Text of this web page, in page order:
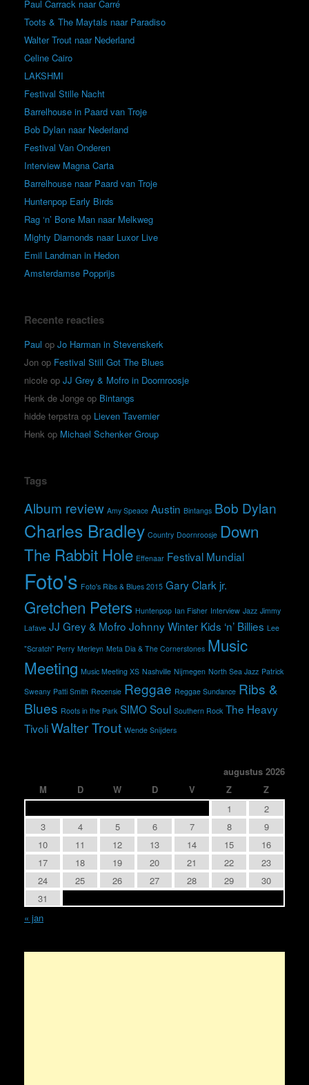
Paul Carrack naar Carré
Toots & The Maytals naar Paradiso
Walter Trout naar Nederland
Celine Cairo
LAKSHMI
Festival Stille Nacht
Barrelhouse in Paard van Troje
Bob Dylan naar Nederland
Festival Van Onderen
Interview Magna Carta
Barrelhouse naar Paard van Troje
Huntenpop Early Birds
Rag ‘n’ Bone Man naar Melkweg
Mighty Diamonds naar Luxor Live
Emil Landman in Hedon
Amsterdamse Popprijs
Recente reacties
Paul op Jo Harman in Stevenskerk
Jon op Festival Still Got The Blues
nicole op JJ Grey & Mofro in Doornroosje
Henk de Jonge op Bintangs
hidde terpstra op Lieven Tavernier
Henk op Michael Schenker Group
Tags
Album review Amy Speace Austin Bintangs Bob Dylan
Charles Bradley Country Doornroosje Down
The Rabbit Hole Effenaar Festival Mundial
Foto's Foto's Ribs & Blues 2015 Gary Clark jr.
Gretchen Peters Huntenpop Ian Fisher Interview Jazz Jimmy
Lafave JJ Grey & Mofro Johnny Winter Kids ‘n’ Billies Lee
"Scratch" Perry Merleyn Meta Dia & The Cornerstones Music
Meeting Music Meeting XS Nashville Nijmegen North Sea Jazz Patrick
Sweany Patti Smith Recensie Reggae Reggae Sundance Ribs &
Blues Roots in the Park SIMOSoul Southern Rock The Heavy
TivoliWalter Trout Wende Snijders
augustus 2026
M
D W D V Z
Z
1
2
3
4 5 6 7 8
9
10
11 12 13 14 15
16
17
18 19 20 21 22
23
24
25 26 27 28 29
30
31
« jan